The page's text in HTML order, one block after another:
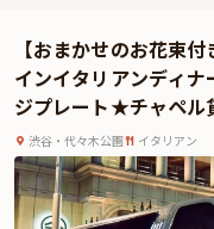
「12本の真紅のバラの花束
一生に一度の愛の告白を最高
【おまかせのお花束
インイタリアンディ
ジプレート★チャペ
渋谷・代々木公園 イタリアン